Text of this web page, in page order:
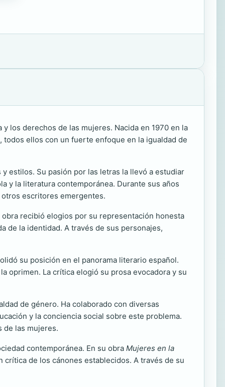
los derechos de las mujeres. Nacida en 1970 en la
ellos con un fuerte enfoque en la igualdad de
estilos. Su pasión por las letras la llevó a estudiar
y la literatura contemporánea. Durante sus años
escritores emergentes.
obra recibió elogios por su representación honesta
de la identidad. A través de sus personajes,
su posición en el panorama literario español.
oprimen. La crítica elogió su prosa evocadora y su
de género. Ha colaborado con diversas
y la conciencia social sobre este problema.
de las mujeres.
contemporánea. En su obra Mujeres en la
de los cánones establecidos. A través de su